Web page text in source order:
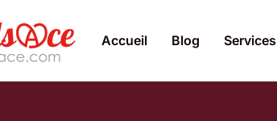
Accueil Blog Services